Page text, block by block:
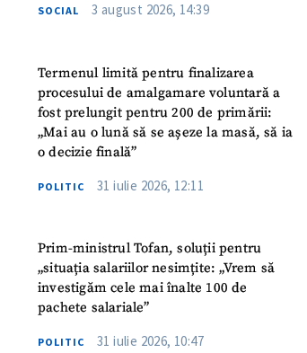
SOCIAL 3 august 2026, 14:39
Termenul limită pentru finalizarea
procesului de amalgamare voluntară a
fost prelungit pentru 200 de primării:
„Mai au o lună să se așeze la masă, să ia
o decizie finală”
POLITIC 31 iulie 2026, 12:11
Prim-ministrul Tofan, soluții pentru
„situația salariilor nesimțite: „Vrem să
investigăm cele mai înalte 100 de
pachete salariale”
POLITIC 31 iulie 2026, 10:47